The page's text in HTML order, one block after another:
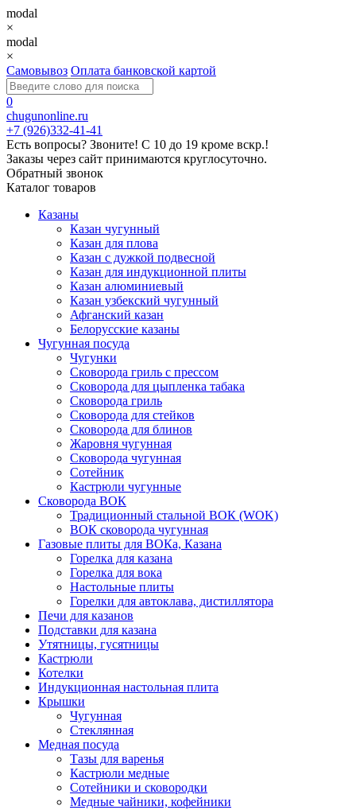
modal
×
modal
×
Самовывоз Оплата банковской картой
0
chugunonline.ru
+7 (926)332-41-41
Есть вопросы? Звоните! С 10 до 19 кроме вскр.!
Заказы через сайт принимаются круглосуточно.
Обратный звонок
Каталог товаров
Казаны
Казан чугунный
Казан для плова
Казан с дужкой подвесной
Казан для индукционной плиты
Казан алюминиевый
Казан узбекский чугунный
Афганский казан
Белорусские казаны
Чугунная посуда
Чугунки
Сковорода гриль с прессом
Сковорода для цыпленка табака
Сковорода гриль
Сковорода для стейков
Сковорода для блинов
Жаровня чугунная
Сковорода чугунная
Сотейник
Кастрюли чугунные
Сковорода ВОК
Традиционный стальной ВОК (WOK)
ВОК сковорода чугунная
Газовые плиты для ВОКа, Казана
Горелка для казана
Горелка для вока
Настольные плиты
Горелки для автоклава, дистиллятора
Печи для казанов
Подставки для казана
Утятницы, гусятницы
Кастрюли
Котелки
Индукционная настольная плита
Крышки
Чугунная
Стеклянная
Медная посуда
Тазы для варенья
Кастрюли медные
Сотейники и сковородки
Медные чайники, кофейники